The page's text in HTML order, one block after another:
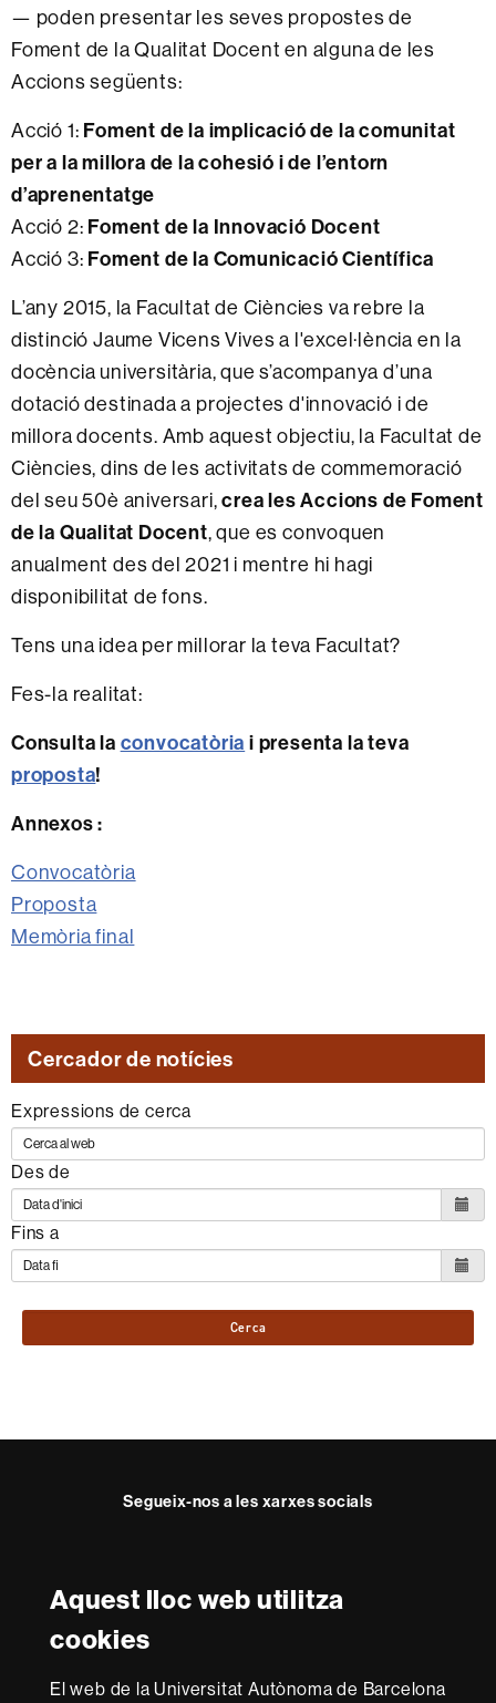
Aquest lloc web utilitza
cookies
El web de la Universitat Autònoma de Barcelona
— poden presentar les seves propostes de
Foment de la Qualitat Docent en alguna de les
Accions següents:
Acció 1: Foment de la implicació de la comunitat
per a la millora de la cohesió i de l’entorn
d’aprenentatge
Acció 2: Foment de la Innovació Docent
Acció 3: Foment de la Comunicació Científica
L’any 2015, la Facultat de Ciències va rebre la
distinció Jaume Vicens Vives a l'excel·lència en la
docència universitària, que s’acompanya d’una
dotació destinada a projectes d'innovació i de
millora docents. Amb aquest objectiu, la Facultat de
Ciències, dins de les activitats de commemoració
del seu 50è aniversari,crea les Accions de Foment
de la Qualitat Docent, que es convoquen
anualment des del 2021 i mentre hi hagi
disponibilitat de fons.
Tens una idea per millorar la teva Facultat?
Fes-la realitat:
Consulta la convocatòria i presenta la teva
proposta!
Annexos :
Convocatòria
Proposta
Memòria final
Cercador de notícies
Expressions de cerca
Des de
Fins a
Cerca
Segueix-nos a les xarxes socials
Reconeixement internacional de l'excel·lència
in